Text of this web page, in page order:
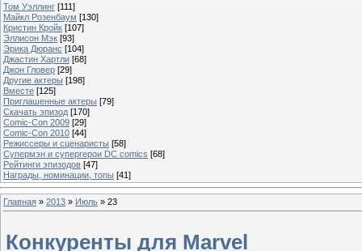
Том Уэллинг [111]
Майкл Розенбаум [130]
Кристин Кройк [107]
Эллисон Мэк [93]
Эрика Дюранс [104]
Джастин Хартли [68]
Джон Гловер [29]
Другие актеры [198]
Вместе [125]
Приглашенные актеры [79]
Скачать эпизод [170]
Comic-Con 2009 [29]
Comic-Con 2010 [44]
Режиссеры и сценаристы [58]
Супермэн и супергерои DC comics [68]
Рейтинги эпизодов [47]
Награды, номинации, топы [41]
Главная » 2013 » Июль » 23
Конкуренты для Marvel